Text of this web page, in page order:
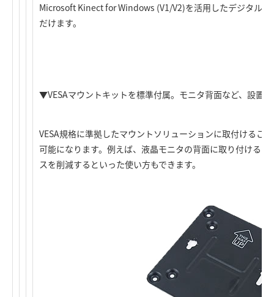
Microsoft Kinect for Windows (V1/V2)を活用したデジタル
だけます。
▼VESAマウントキットを標準付属。モニタ背面など、設置
VESA規格に準拠したマウントソリューションに取付けるこ
可能になります。例えば、液晶モニタの背面に取り付けるこ
スを削減するといった使い方もできます。